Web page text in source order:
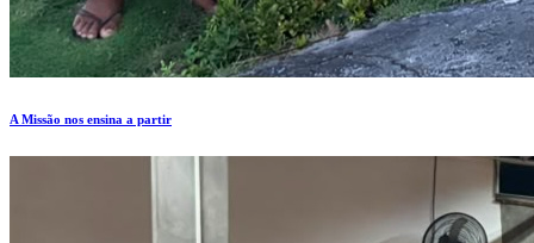
A Missão nos ensina a partir